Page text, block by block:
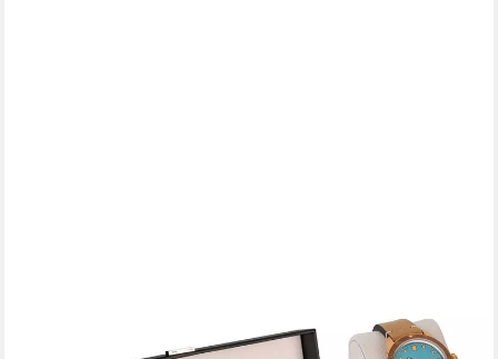
Uhrenbox Uhren Aufbewahrung Uhrenbox Uhrenkoffer
Uhrenkasten "Zürich", schwarz